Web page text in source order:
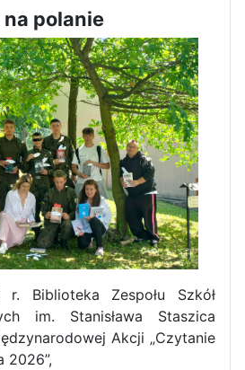
maturzystów
polanie
Biblioteka Zespołu Szkół
im. Stanisława Staszica
Akcji „Czytanie
2026”,